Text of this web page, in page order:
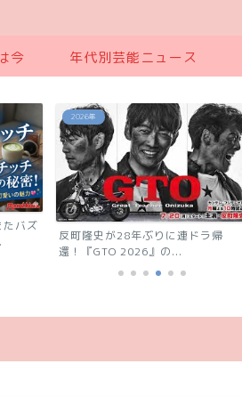
今 年代別芸能ニュース
が28年ぶりに連ドラ帰
2026』の...
あの芸能人は今